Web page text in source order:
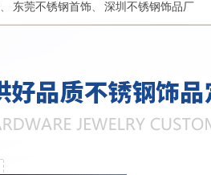
、 东莞不锈钢首饰、 深圳不锈钢饰品厂